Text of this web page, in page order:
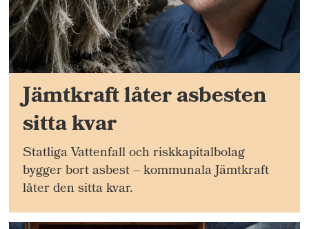
Jämtkraft låter asbesten
sitta kvar
Statliga Vattenfall och riskkapitalbolag
bygger bort asbest – kommunala Jämtkraft
låter den sitta kvar.